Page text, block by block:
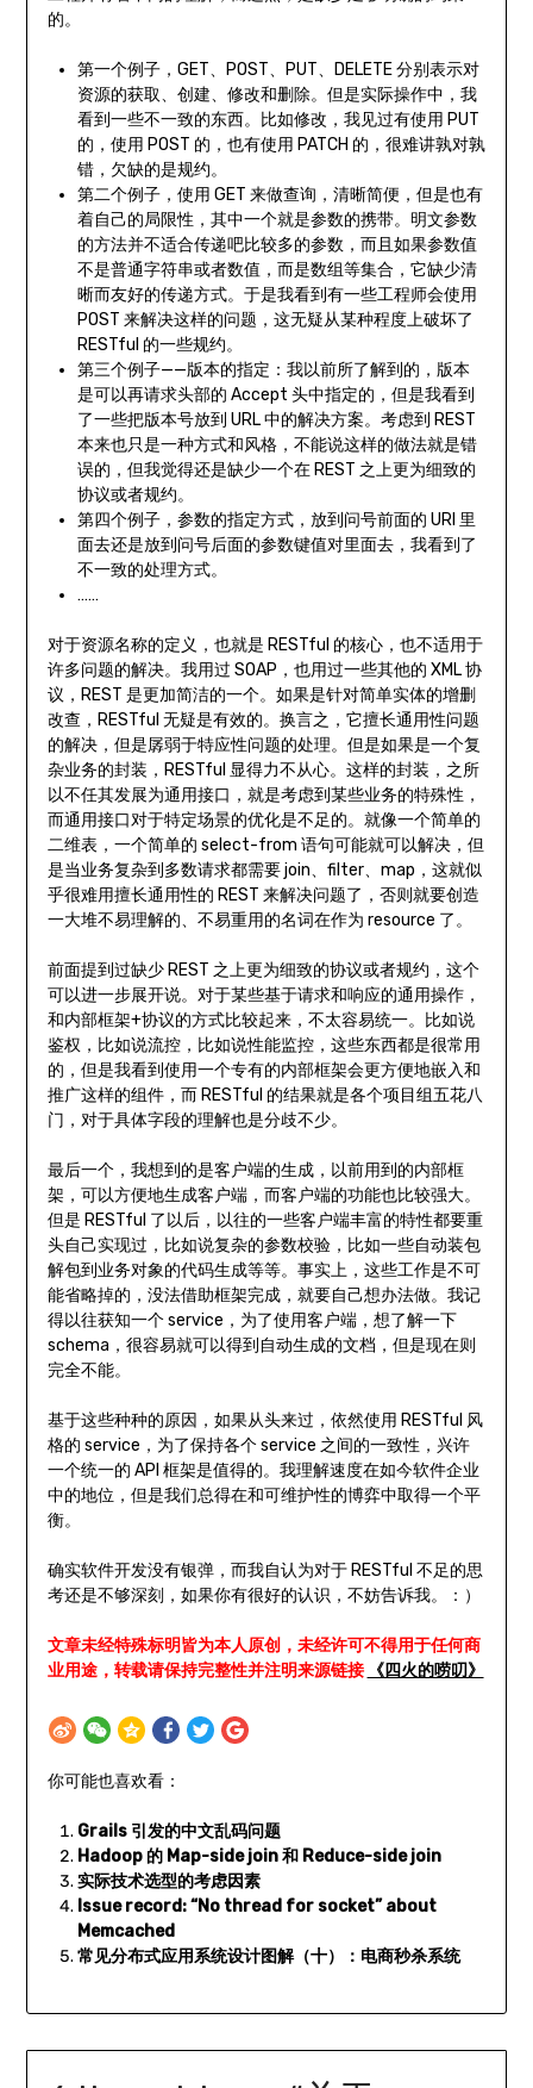
的。
第一个例子，GET、POST、PUT、DELETE 分别表示对
资源的获取、创建、修改和删除。但是实际操作中，我
看到一些不一致的东西。比如修改，我见过有使用 PUT
的，使用 POST 的，也有使用 PATCH 的，很难讲孰对孰
错，欠缺的是规约。
第二个例子，使用 GET 来做查询，清晰简便，但是也有
着自己的局限性，其中一个就是参数的携带。明文参数
的方法并不适合传递吧比较多的参数，而且如果参数值
不是普通字符串或者数值，而是数组等集合，它缺少清
晰而友好的传递方式。于是我看到有一些工程师会使用
POST 来解决这样的问题，这无疑从某种程度上破坏了
RESTful 的一些规约。
第三个例子——版本的指定：我以前所了解到的，版本
是可以再请求头部的 Accept 头中指定的，但是我看到
了一些把版本号放到 URL 中的解决方案。考虑到 REST
本来也只是一种方式和风格，不能说这样的做法就是错
误的，但我觉得还是缺少一个在 REST 之上更为细致的
协议或者规约。
第四个例子，参数的指定方式，放到问号前面的 URI 里
面去还是放到问号后面的参数键值对里面去，我看到了
不一致的处理方式。
……
对于资源名称的定义，也就是 RESTful 的核心，也不适用于
许多问题的解决。我用过 SOAP，也用过一些其他的 XML 协
议，REST 是更加简洁的一个。如果是针对简单实体的增删
改查，RESTful 无疑是有效的。换言之，它擅长通用性问题
的解决，但是孱弱于特应性问题的处理。但是如果是一个复
杂业务的封装，RESTful 显得力不从心。这样的封装，之所
以不任其发展为通用接口，就是考虑到某些业务的特殊性，
而通用接口对于特定场景的优化是不足的。就像一个简单的
二维表，一个简单的 select-from 语句可能就可以解决，但
是当业务复杂到多数请求都需要 join、filter、map，这就似
乎很难用擅长通用性的 REST 来解决问题了，否则就要创造
一大堆不易理解的、不易重用的名词在作为 resource 了。
前面提到过缺少 REST 之上更为细致的协议或者规约，这个
可以进一步展开说。对于某些基于请求和响应的通用操作，
和内部框架+协议的方式比较起来，不太容易统一。比如说
鉴权，比如说流控，比如说性能监控，这些东西都是很常用
的，但是我看到使用一个专有的内部框架会更方便地嵌入和
推广这样的组件，而 RESTful 的结果就是各个项目组五花八
门，对于具体字段的理解也是分歧不少。
最后一个，我想到的是客户端的生成，以前用到的内部框
架，可以方便地生成客户端，而客户端的功能也比较强大。
但是 RESTful 了以后，以往的一些客户端丰富的特性都要重
头自己实现过，比如说复杂的参数校验，比如一些自动装包
解包到业务对象的代码生成等等。事实上，这些工作是不可
能省略掉的，没法借助框架完成，就要自己想办法做。我记
得以往获知一个 service，为了使用客户端，想了解一下
schema，很容易就可以得到自动生成的文档，但是现在则
完全不能。
基于这些种种的原因，如果从头来过，依然使用 RESTful 风
格的 service，为了保持各个 service 之间的一致性，兴许
一个统一的 API 框架是值得的。我理解速度在如今软件企业
中的地位，但是我们总得在和可维护性的博弈中取得一个平
衡。
确实软件开发没有银弹，而我自认为对于 RESTful 不足的思
考还是不够深刻，如果你有很好的认识，不妨告诉我。：）
文章未经特殊标明皆为本人原创，未经许可不得用于任何商
业用途，转载请保持完整性并注明来源链接
《四火的唠叨》
你可能也喜欢看：
Grails 引发的中文乱码问题
Hadoop 的 Map-side join 和 Reduce-side join
实际技术选型的考虑因素
Issue record: “No thread for socket” about
Memcached
常见分布式应用系统设计图解（十）：电商秒杀系统